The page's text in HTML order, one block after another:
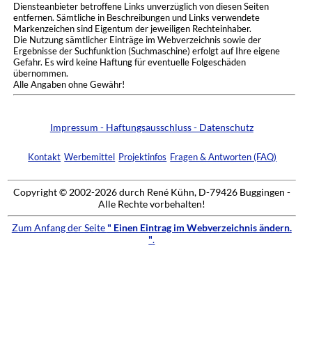
Diensteanbieter betroffene Links unverzüglich von diesen Seiten
entfernen. Sämtliche in Beschreibungen und Links verwendete
Markenzeichen sind Eigentum der jeweiligen Rechteinhaber.
Die Nutzung sämtlicher Einträge im Webverzeichnis sowie der
Ergebnisse der Suchfunktion (Suchmaschine) erfolgt auf Ihre eigene
Gefahr. Es wird keine Haftung für eventuelle Folgeschäden
übernommen.
Alle Angaben ohne Gewähr!
Impressum - Haftungsausschluss - Datenschutz
Kontakt Werbemittel Projektinfos Fragen & Antworten (FAQ)
Copyright © 2002-2026 durch René Kühn, D-79426 Buggingen -
Alle Rechte vorbehalten!
Zum Anfang der Seite " Einen Eintrag im Webverzeichnis ändern.
".